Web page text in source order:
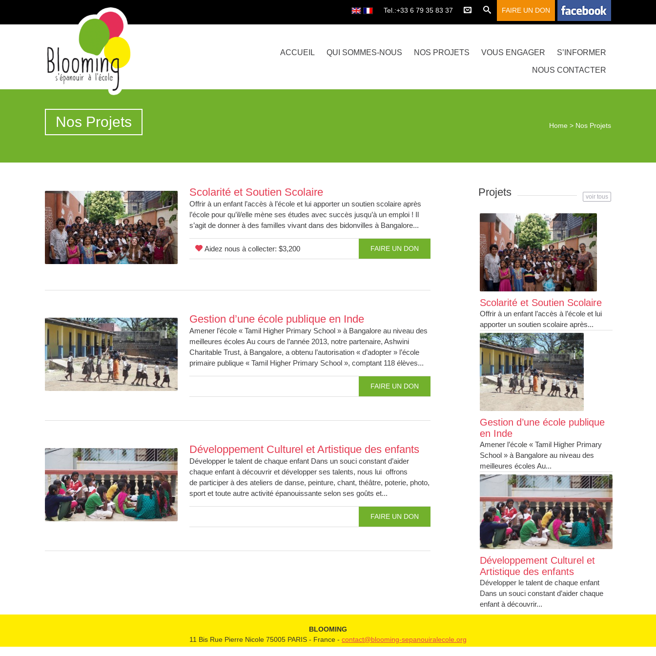
Tel.:+33 6 79 35 83 37
ACCUEIL QUI SOMMES-NOUS NOS PROJETS VOUS ENGAGER S’INFORMER
NOUS CONTACTER
Nos Projets Home > Nos Projets
Scolarité et Soutien Scolaire
Offrir à un enfant l’accès à l’école et lui apporter un soutien scolaire après
l’école pour qu’il/elle mène ses études avec succès jusqu’à un emploi ! Il
s’agit de donner à des familles vivant dans des bidonvilles à Bangalore...
Aidez nous à collecter: $3,200 FAIRE UN DON
Gestion d’une école publique en Inde
Amener l’école « Tamil Higher Primary School » à Bangalore au niveau des
meilleures écoles Au cours de l’année 2013, notre partenaire, Ashwini
Charitable Trust, à Bangalore, a obtenu l’autorisation « d’adopter » l’école
primaire publique « Tamil Higher Primary School », comptant 118 élèves...
FAIRE UN DON
Développement Culturel et Artistique des enfants
Développer le talent de chaque enfant Dans un souci constant d’aider
chaque enfant à découvrir et développer ses talents, nous lui offrons
de participer à des ateliers de danse, peinture, chant, théâtre, poterie, photo,
sport et toute autre activité épanouissante selon ses goûts et...
FAIRE UN DON
Projets voir tous
Scolarité et Soutien Scolaire
Offrir à un enfant l’accès à l’école et lui
apporter un soutien scolaire après...
Gestion d’une école publique
en Inde
Amener l’école « Tamil Higher Primary
School » à Bangalore au niveau des
meilleures écoles Au...
Développement Culturel et
Artistique des enfants
Développer le talent de chaque enfant
Dans un souci constant d’aider chaque
enfant à découvrir...
BLOOMING
11 Bis Rue Pierre Nicole 75005 PARIS - France - contact@blooming-sepanouiralecole.org